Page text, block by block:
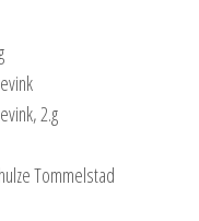
2.g
Tommelstad